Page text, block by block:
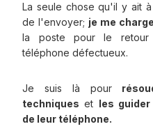
La seule chose qu'il y ait
de l'envoyer; je me
la poste pour le retour
téléphone défectueux.
Je suis là pour
techniques et
les
de leur téléphone.